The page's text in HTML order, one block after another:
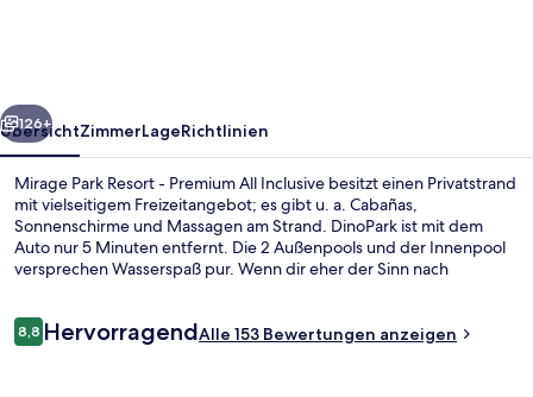
Inclusive
Weiter
126+
ÜbersichtZimmerLageRichtlinien
Mirage Park Resort - Premium All Inclusive besitzt einen Privatstrand
mit vielseitigem Freizeitangebot; es gibt u. a. Cabañas,
Sonnenschirme und Massagen am Strand. DinoPark ist mit dem
Auto nur 5 Minuten entfernt. Die 2 Außenpools und der Innenpool
versprechen Wasserspaß pur. Wenn dir eher der Sinn nach
Pediküre verwöhnen lassen. OLYMPOS RESTAURANT, eins von 4
Bewertungen
8,88,8 von 10.
HervorragendAlle 153 Bewertungen anzeigen